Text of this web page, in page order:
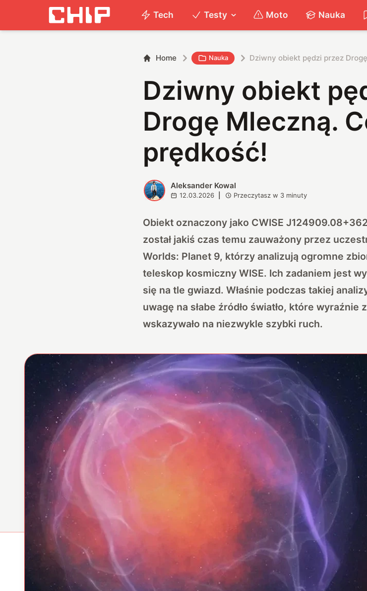
Tech Testy Moto Nauka
Home Nauka Dziwny obiekt pędzi przez
Dziwny obiekt
Drogę Mleczną.
prędkość!
A Aleksander Kowal
12.03.2026 Przeczytasz w 3 minuty
Obiekt oznaczony jako CWISE
został jakiś czas temu zauważony przez
Worlds: Planet 9, którzy analizują ogromne
teleskop kosmiczny WISE. Ich zadaniem jest
się na tle gwiazd. Właśnie podczas takiej
uwagę na słabe źródło światło, które wyraźnie
wskazywało na niezwykle szybki ruch.